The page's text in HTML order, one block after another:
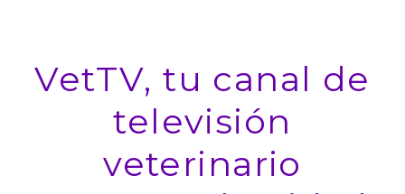
VetTV, tu canal de
televisión
veterinario